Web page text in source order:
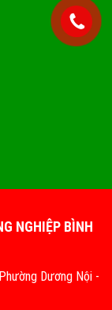
NGHIỆP BÌNH
Dương Nội -